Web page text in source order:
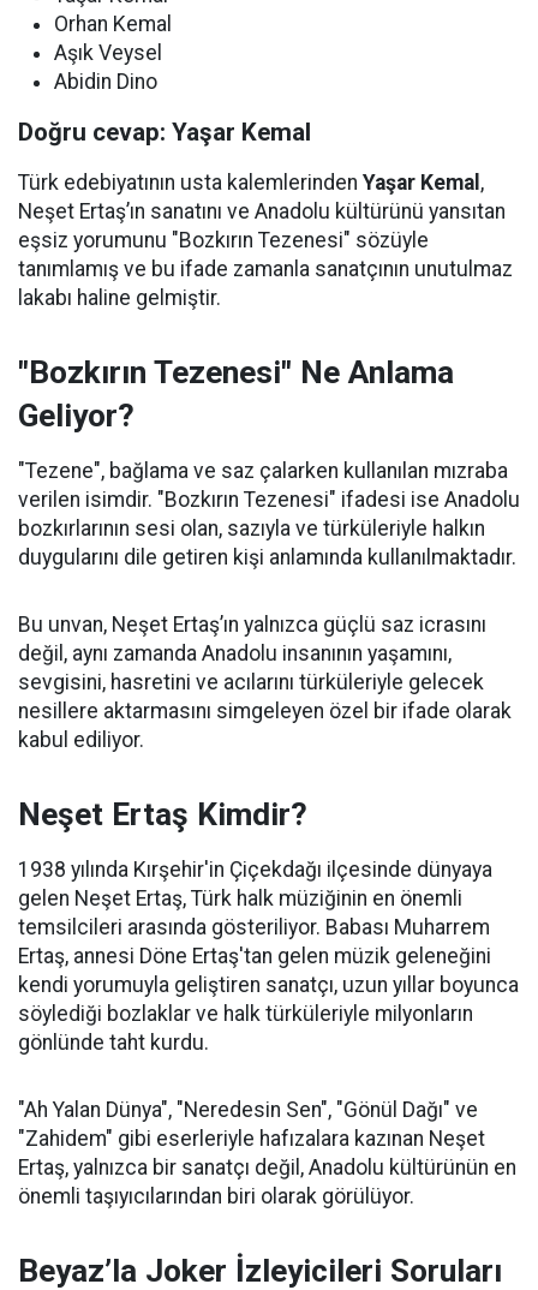
Orhan Kemal
Aşık Veysel
Abidin Dino
Doğru cevap: Yaşar Kemal
Türk edebiyatının usta kalemlerinden Yaşar Kemal ,
Neşet Ertaş’ın sanatını ve Anadolu kültürünü yansıtan
eşsiz yorumunu "Bozkırın Tezenesi" sözüyle
tanımlamış ve bu ifade zamanla sanatçının unutulmaz
lakabı haline gelmiştir.
"Bozkırın Tezenesi" Ne Anlama
Geliyor?
"Tezene", bağlama ve saz çalarken kullanılan mızraba
verilen isimdir. "Bozkırın Tezenesi" ifadesi ise Anadolu
bozkırlarının sesi olan, sazıyla ve türküleriyle halkın
duygularını dile getiren kişi anlamında kullanılmaktadır.
Bu unvan, Neşet Ertaş’ın yalnızca güçlü saz icrasını
değil, aynı zamanda Anadolu insanının yaşamını,
sevgisini, hasretini ve acılarını türküleriyle gelecek
nesillere aktarmasını simgeleyen özel bir ifade olarak
kabul ediliyor.
Neşet Ertaş Kimdir?
1938 yılında Kırşehir'in Çiçekdağı ilçesinde dünyaya
gelen Neşet Ertaş, Türk halk müziğinin en önemli
temsilcileri arasında gösteriliyor. Babası Muharrem
Ertaş, annesi Döne Ertaş'tan gelen müzik geleneğini
kendi yorumuyla geliştiren sanatçı, uzun yıllar boyunca
söylediği bozlaklar ve halk türküleriyle milyonların
gönlünde taht kurdu.
"Ah Yalan Dünya", "Neredesin Sen", "Gönül Dağı" ve
"Zahidem" gibi eserleriyle hafızalara kazınan Neşet
Ertaş, yalnızca bir sanatçı değil, Anadolu kültürünün en
önemli taşıyıcılarından biri olarak görülüyor.
Beyaz’la Joker İzleyicileri Soruları